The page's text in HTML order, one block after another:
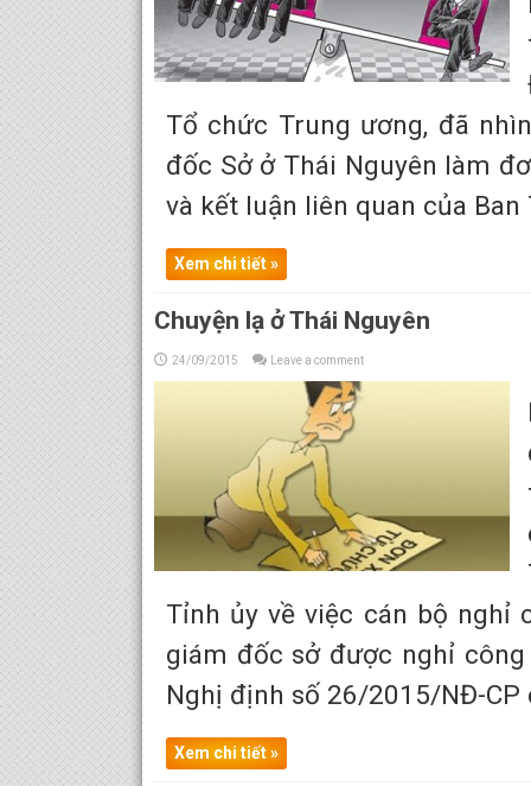
Tổ chức Trung ương, đã
đốc Sở ở Thái Nguyên làm
và kết luận liên quan của
Xem chi tiết »
Chuyện lạ ở Thái Nguyên
24/09/2015 Leave a comment
Tỉnh ủy về việc cán bộ nghỉ
giám đốc sở được nghỉ
Nghị định số 26/2015/NĐ-CP
Xem chi tiết »